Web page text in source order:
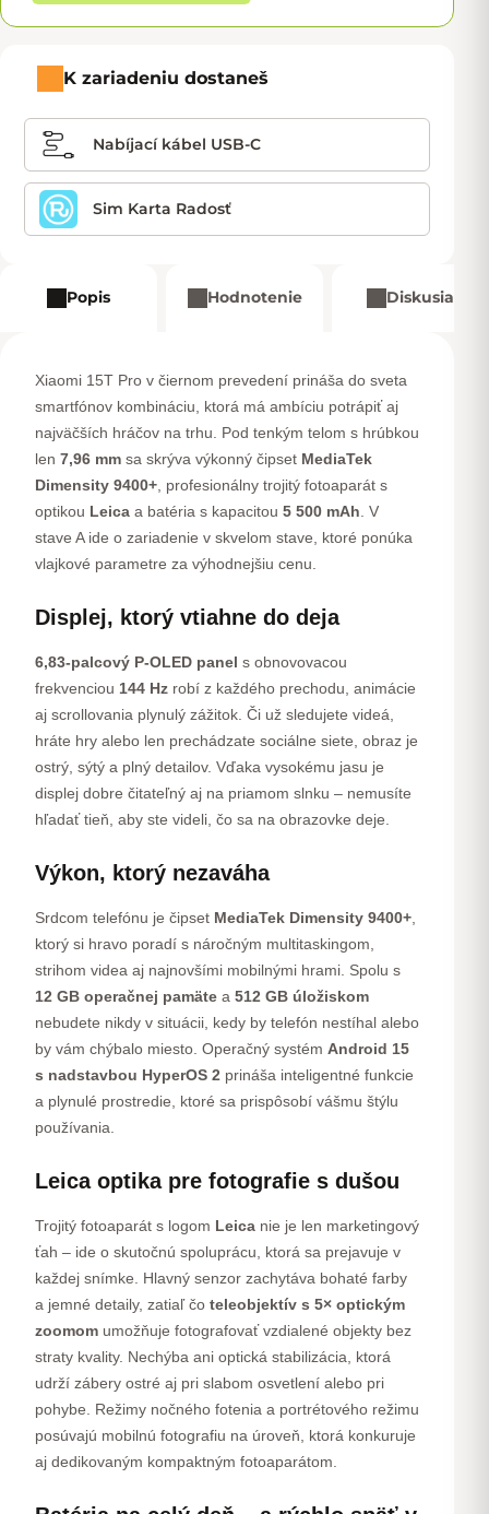
K zariadeniu dostaneš
Nabíjací kábel USB-C
Sim Karta Radosť
Popis Hodnotenie Diskusia
Xiaomi 15T Pro v čiernom prevedení prináša do sveta
smartfónov kombináciu, ktorá má ambíciu potrápiť aj
najväčších hráčov na trhu. Pod tenkým telom s hrúbkou
len 7,96 mm sa skrýva výkonný čipset MediaTek
Dimensity 9400+ , profesionálny trojitý fotoaparát s
optikou Leica a batéria s kapacitou 5 500 mAh . V
stave A ide o zariadenie v skvelom stave, ktoré ponúka
vlajkové parametre za výhodnejšiu cenu.
Displej, ktorý vtiahne do deja
6,83-palcový P-OLED panel s obnovovacou
frekvenciou 144 Hz robí z každého prechodu, animácie
aj scrollovania plynulý zážitok. Či už sledujete videá,
hráte hry alebo len prechádzate sociálne siete, obraz je
ostrý, sýtý a plný detailov. Vďaka vysokému jasu je
displej dobre čitateľný aj na priamom slnku – nemusíte
hľadať tieň, aby ste videli, čo sa na obrazovke deje.
Výkon, ktorý nezaváha
Srdcom telefónu je čipset MediaTek Dimensity 9400+
ktorý si hravo poradí s náročným multitaskingom,
strihom videa aj najnovšími mobilnými hrami. Spolu s
12 GB operačnej pamäte a 512 GB úložiskom
nebudete nikdy v situácii, kedy by telefón nestíhal alebo
by vám chýbalo miesto. Operačný systém Android 15
s nadstavbou HyperOS 2 prináša inteligentné funkcie
a plynulé prostredie, ktoré sa prispôsobí vášmu štýlu
používania.
Leica optika pre fotografie s dušou
Trojitý fotoaparát s logom Leica nie je len marketingový
ťah – ide o skutočnú spoluprácu, ktorá sa prejavuje v
každej snímke. Hlavný senzor zachytáva bohaté farby
a jemné detaily, zatiaľ čo teleobjektív s 5× optickým
zoomom umožňuje fotografovať vzdialené objekty bez
straty kvality. Nechýba ani optická stabilizácia, ktorá
udrží zábery ostré aj pri slabom osvetlení alebo pri
pohybe. Režimy nočného fotenia a portrétového režimu
posúvajú mobilnú fotografiu na úroveň, ktorá konkuruje
aj dedikovaným kompaktným fotoaparátom.